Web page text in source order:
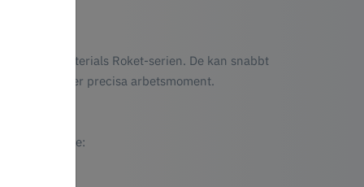
Deluxe Materials Roket-serien. De kan snabbt
för mer precisa arbetsmoment.
inklusive: